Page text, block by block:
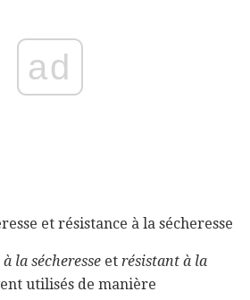
ad
et résistance à la sécheresse
la sécheresse et résistant à la
utilisés de manière